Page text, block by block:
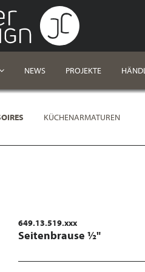
NEWS PROJEKTE
KÜCHENARMATUREN
649.13.519.xxx
Seitenbrause ½"